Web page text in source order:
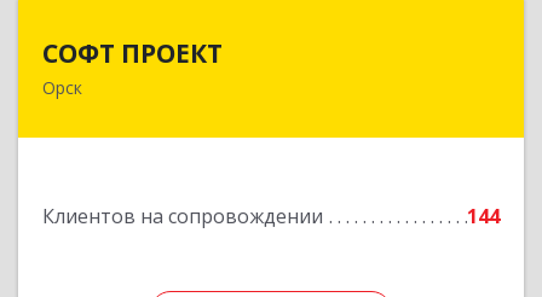
СОФТ ПРОЕКТ
Орск
Клиентов на сопровождении 144